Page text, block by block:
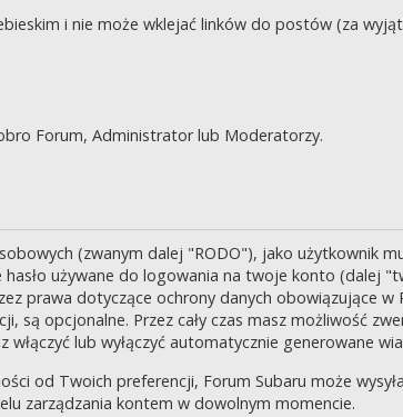
i nie może wklejać linków do postów (za
Forum, Administrator lub Moderatorzy.
(zwanym dalej "RODO"), jako użytkownik
używane do logowania na twoje konto (dalej
prawa dotyczące ochrony danych obowiązujące w
są opcjonalne. Przez cały czas masz możliwość
lub wyłączyć automatycznie generowane
od Twoich preferencji, Forum Subaru może
zarządzania kontem w dowolnym momencie.